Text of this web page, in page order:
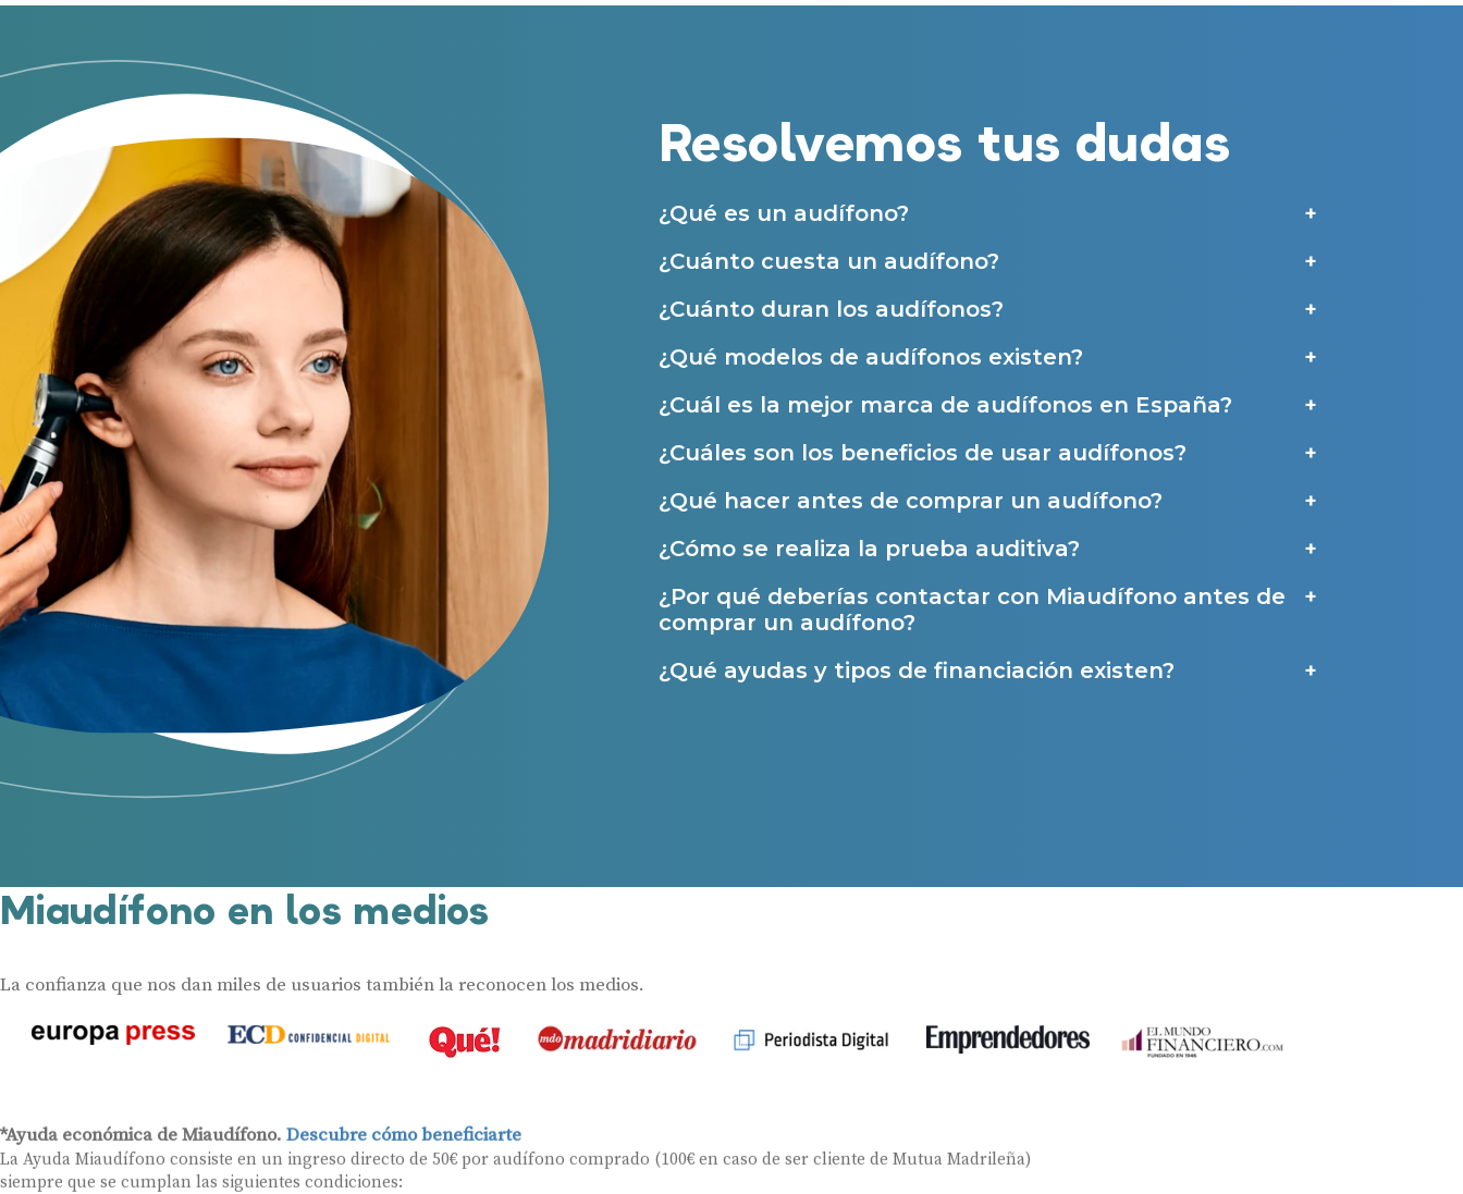
Resolvemos tus dudas
¿Qué es un audífono?
¿Cuánto cuesta un audífono?
¿Cuánto duran los audífonos?
¿Qué modelos de audífonos existen?
¿Cuál es la mejor marca de audífonos en España?
¿Cuáles son los beneficios de usar audífonos?
¿Qué hacer antes de comprar un audífono?
¿Cómo se realiza la prueba auditiva?
¿Por qué deberías contactar con Miaudífono antes de
comprar un audífono?
¿Qué ayudas y tipos de financiación existen?
Miaudífono en los medios
La confianza que nos dan miles de usuarios también la reconocen los medios.
*Ayuda económica de Miaudífono. Descubre cómo beneficiarte
La Ayuda Miaudífono consiste en un ingreso directo de 50€ por audífono comprado (100€ en caso de ser cliente de Mutua Madrileña)
siempre que se cumplan las siguientes condiciones:
Atención personalizada
Prueba de audífonos
Financiación de audífonos
Reparación de audífonos
Asistencia audiológica a domicilio
Seguro para audífonos
Ayudas y subvenciones
Ayuda Miaudífono hasta 200€*
Ayudas para audífonos en Castilla-La Mancha
Ayudas para audífonos en Andalucía
Ayudas y subvenciones en La Rioja
Ayudas para audífonos en Galicia